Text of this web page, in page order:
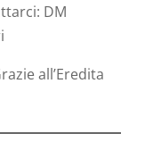
DM
all’Eredita